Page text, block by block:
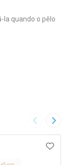
la quando o pêlo
Imagem
FAVORITOS